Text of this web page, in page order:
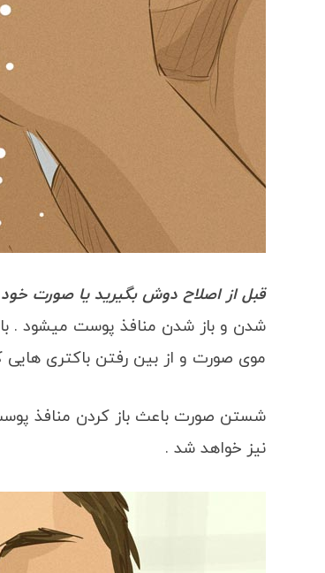
قبل از اصلاح دوش بگیرید یا صورت
شدن و باز شدن منافذ پوست میشود .
موی صورت و از بین رفتن باکتری
شستن صورت باعث باز کردن منافذ
نیز خواهد شد .